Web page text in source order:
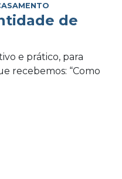
de
e prático, para
recebemos: “Como